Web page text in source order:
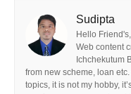
Sudipta
Hello
Web content
Ichchekutum
from new scheme, loan
topics, it is not my hobby,